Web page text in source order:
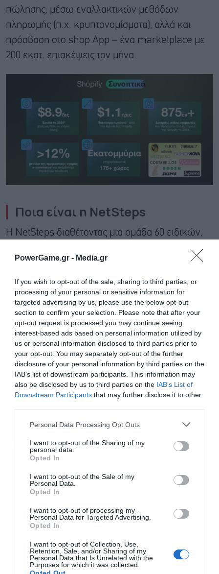
PowerGame.gr - Media.gr
If you wish to opt-out of the sale, sharing to third parties, or
processing of your personal or sensitive information for
targeted advertising by us, please use the below opt-out
section to confirm your selection. Please note that after your
opt-out request is processed you may continue seeing
interest-based ads based on personal information utilized by
us or personal information disclosed to third parties prior to
your opt-out. You may separately opt-out of the further
disclosure of your personal information by third parties on the
IAB’s list of downstream participants. This information may
also be disclosed by us to third parties on the IAB’s List of
Downstream Participants that may further disclose it to other
Personal Data Processing Opt Outs
I want to opt-out of the Sharing of my
personal data.
Opted In
I want to opt-out of the Sale of my
Personal Data.
Opted In
I want to opt-out of processing my
Personal Data for Targeted Advertising.
Opted In
I want to opt-out of Collection, Use,
Retention, Sale, and/or Sharing of my
Personal Data that Is Unrelated with the
Purposes for which it was collected.
πώλησης, μέσω εναλλακτικών μεθόδων
πληρωμής (π.χ. κρυπτονομίσματα), αλλά και
πρόσβαση στο shop.App – ένα marketplace με
200 εκατ. επισκέψεις τον μήνα.
Ποια είναι η NetSteps
Η NetSteps διαθέτοντας μια ομάδα 60 ειδικών,
έχει υλοποιήσει εκατοντάδες έργα ηλεκτρονικού
εμπορίου, εξυπηρετώντας brands όπως τα
Funky Buddha, Sugarfree και άλλες
επιχειρήσεις του ομίλου Φάις.
«Στην εποχή των συνεχόμενων τεχνολογικών
αλλαγών και του AI, η συνεργασία με
τεχνολογικούς ηγέτες δεν αποτελεί πολυτέλεια,
αλλά αναγκαιότητα. Οι επιχειρήσεις χρειάζονται
όχι μόνο προηγμένα εργαλεία, αλλά και
στρατηγική καθοδήγηση μέσα σε τόση
της NetSteps.